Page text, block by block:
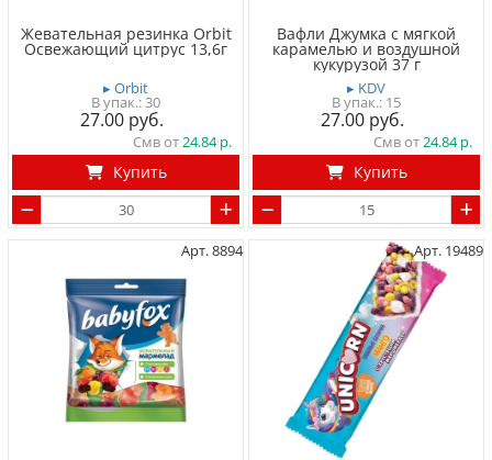
Жевательная резинка Orbit
Освежающий цитрус 13,6г
▸ Orbit
30
27.00
Смв от24.84
Купить
Вафли Джумка с мягкой
карамелью и воздушной
кукурузой 37 г
▸ KDV
15
27.00
Смв от24.84
Купить
Арт. 8894 Арт. 19489